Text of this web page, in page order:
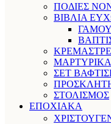
ΠΟΔΙΕΣ
ΒΙΒΛΙΑ
ΓΑΜΟΥ
ΜΑΡΤΥΡΙΚΑ
ΣΕΤ
ΣΤΟΛΙΣΜΟΣ
ΕΠΟΧΙΑΚΑ